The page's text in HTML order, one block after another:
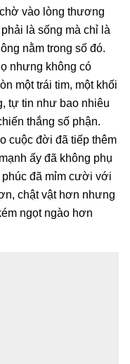
vào lòng thương
là sống mà chỉ là
nằm trong số đó.
nhưng không có
một trái tim, một khối
tự tin như bao nhiêu
thắng số phận.
cuộc đời đã tiếp thêm
ấy đã không phụ
đã mỉm cười với
chật vật hơn nhưng
ngọt ngào hơn